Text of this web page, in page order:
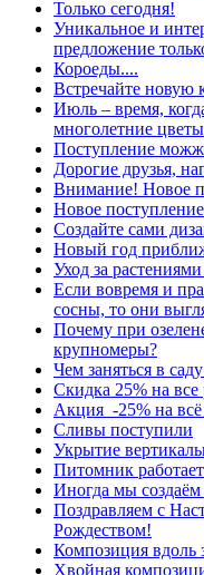
Только сегодня!
Уникальное и
предложение
Короеды....
Встречайте новую
Июль – время,
многолетние цветы
Поступление
Дорогие друзья,
Внимание! Новое
Новое
Создайте сами
Новый год
Уход за
Если вовремя и
сосны, то они
Почему при
крупномеры?
Чем заняться в
Скидка 25% на все
Акция -25% на всё
Сливы поступили
Укрытие
Питомник
Иногда мы
Поздравляем с
Рождеством!
Композиция вдоль
Хвойная